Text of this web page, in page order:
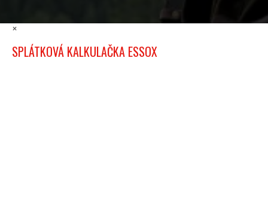
×
SPLÁTKOVÁ KALKULAČKA ESSOX